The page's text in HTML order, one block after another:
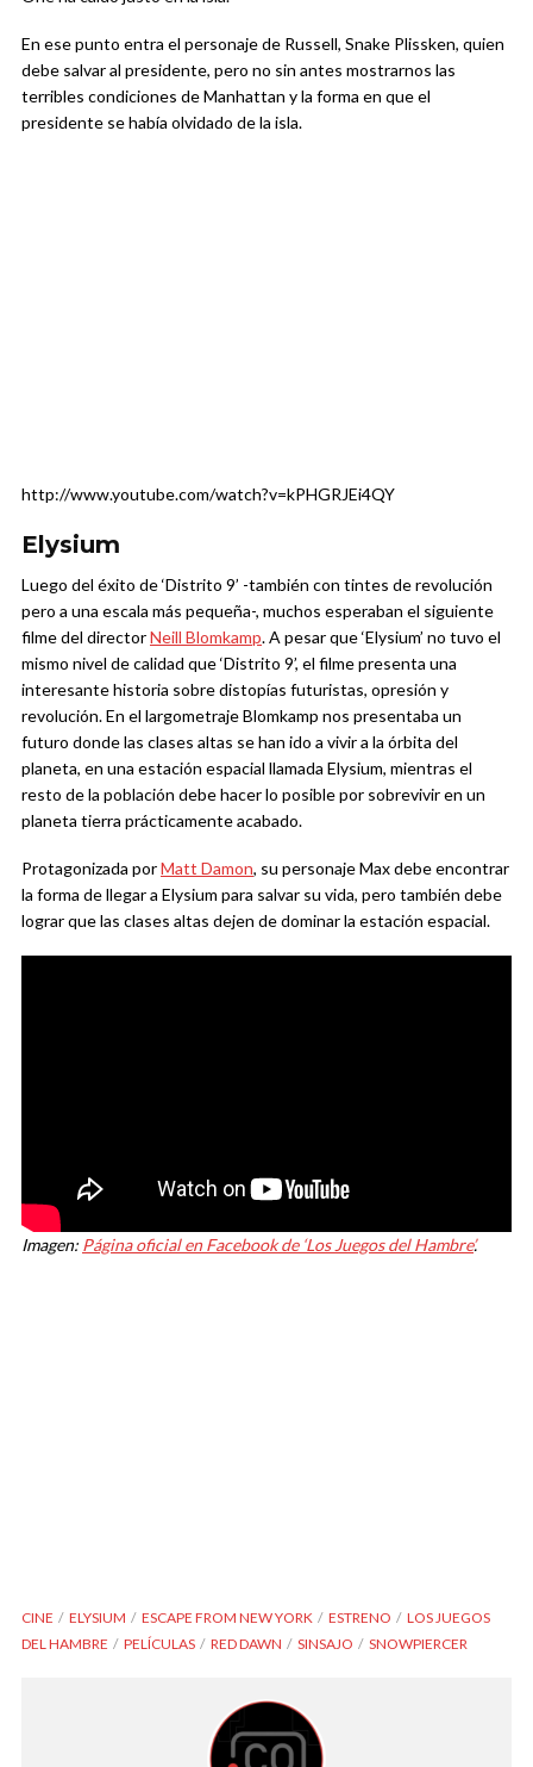
En ese punto entra el personaje de Russell, Snake Plissken, quien
debe salvar al presidente, pero no sin antes mostrarnos las
terribles condiciones de Manhattan y la forma en que el
presidente se había olvidado de la isla.
http://www.youtube.com/watch?v=kPHGRJEi4QY
Elysium
Luego del éxito de ‘Distrito 9’ -también con tintes de revolución
pero a una escala más pequeña-, muchos esperaban el siguiente
filme del directorNeill Blomkamp. A pesar que ‘Elysium’ no tuvo el
mismo nivel de calidad que ‘Distrito 9’, el filme presenta una
interesante historia sobre distopías futuristas, opresión y
revolución. En el largometraje Blomkamp nos presentaba un
futuro donde las clases altas se han ido a vivir a la órbita del
planeta, en una estación espacial llamada Elysium, mientras el
resto de la población debe hacer lo posible por sobrevivir en un
planeta tierra prácticamente acabado.
Protagonizada porMatt Damon, su personaje Max debe encontrar
la forma de llegar a Elysium para salvar su vida, pero también debe
lograr que las clases altas dejen de dominar la estación espacial.
Imagen: Página oficial en Facebook de ‘Los Juegos del Hambre’.
CINE ELYSIUM ESCAPE FROM NEW YORK ESTRENO
LOS JUEGOS
DEL HAMBRE
PELÍCULAS RED DAWN SINSAJO SNOWPIERCER